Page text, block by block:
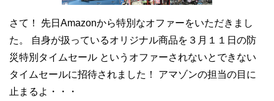
さて！ 先日Amazonから特別なオファーをいただきまし
た。 自身が扱っているオリジナル商品を３月１１日の防
災特別タイムセール というオファーされないとできない
タイムセールに招待されました！ アマゾンの担当の目に
止まるよ・・・